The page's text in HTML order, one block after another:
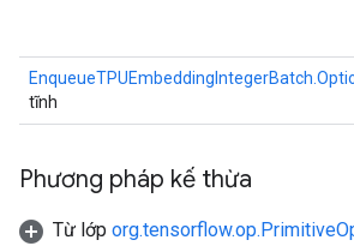
tĩnh
Phương pháp kế thừa
Từ lớp